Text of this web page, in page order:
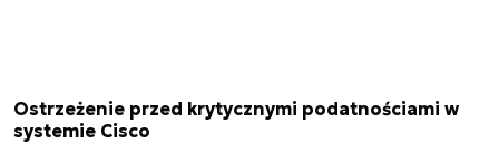
Ostrzeżenie przed krytycznymi podatnościami w
systemie Cisco